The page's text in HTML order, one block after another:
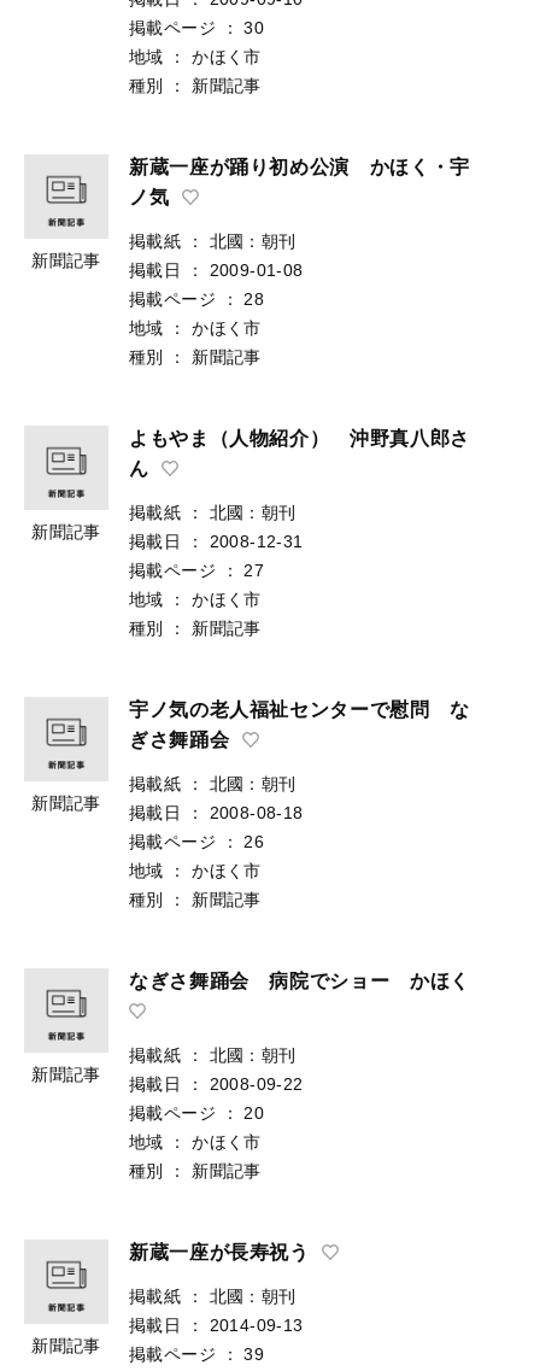
掲載ページ
：
30
地域
：
かほく市
種別
： 新聞記事
新聞記事
新蔵一座が踊り初め公演 かほく・宇
ノ気
掲載紙 ：
北國：朝刊
掲載日
：
2009-01-08
掲載ページ
：
28
地域
：
かほく市
種別
： 新聞記事
新聞記事
よもやま（人物紹介） 沖野真八郎さ
ん
掲載紙 ：
北國：朝刊
掲載日
：
2008-12-31
掲載ページ
：
27
地域
：
かほく市
種別
： 新聞記事
新聞記事
宇ノ気の老人福祉センターで慰問 な
ぎさ舞踊会
掲載紙 ：
北國：朝刊
掲載日
：
2008-08-18
掲載ページ
：
26
地域
：
かほく市
種別
： 新聞記事
新聞記事
なぎさ舞踊会 病院でショー かほく
掲載紙 ：
北國：朝刊
掲載日
：
2008-09-22
掲載ページ
：
20
地域
：
かほく市
種別
： 新聞記事
新聞記事
新蔵一座が長寿祝う
掲載紙 ：
北國：朝刊
掲載日
：
2014-09-13
掲載ページ
：
39